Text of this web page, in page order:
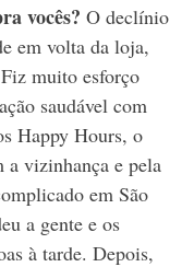
vocês? O declínio
em volta da loja,
muito esforço
saudável com
Happy Hours, o
a vizinhança e pela
em São
a gente e os
à tarde. Depois,